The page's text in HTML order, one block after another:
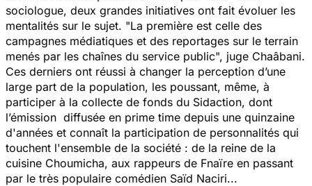
sociologue, deux grandes initiatives ont fait évoluer les
mentalités sur le sujet. "La première est celle des
campagnes médiatiques et des reportages sur le terrain
menés par les chaînes du service public", juge Chaâbani.
Ces derniers ont réussi à changer la perception d’une
large part de la population, les poussant, même, à
participer à la collecte de fonds du Sidaction, dont
l’émission diffusée en prime time depuis une quinzaine
d'années et connaît la participation de personnalités qui
touchent l'ensemble de la société : de la reine de la
cuisine Choumicha, aux rappeurs de Fnaïre en passant
par le très populaire comédien Saïd Naciri...